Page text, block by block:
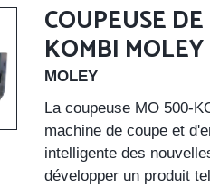
COUPEUSE
KOMBI MOLEY
MOLEY
La coupeuse MO 500-
machine de coupe et
intelligente des
développer un produit